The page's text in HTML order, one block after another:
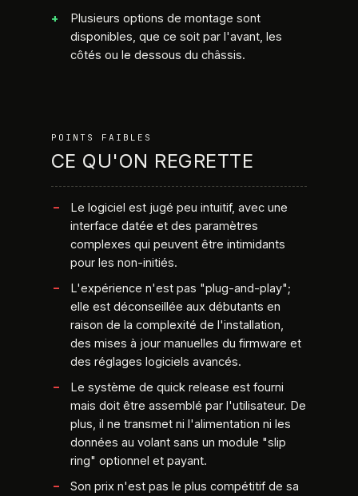
Plusieurs options de montage sont
disponibles, que ce soit par l'avant, les
côtés ou le dessous du châssis.
POINTS FAIBLES
CE QU'ON REGRETTE
Le logiciel est jugé peu intuitif, avec une
interface datée et des paramètres
complexes qui peuvent être intimidants
pour les non-initiés.
L'expérience n'est pas "plug-and-play";
elle est déconseillée aux débutants en
raison de la complexité de l'installation,
des mises à jour manuelles du firmware et
des réglages logiciels avancés.
Le système de quick release est fourni
mais doit être assemblé par l'utilisateur. De
plus, il ne transmet ni l'alimentation ni les
données au volant sans un module "slip
ring" optionnel et payant.
Son prix n'est pas le plus compétitif de sa